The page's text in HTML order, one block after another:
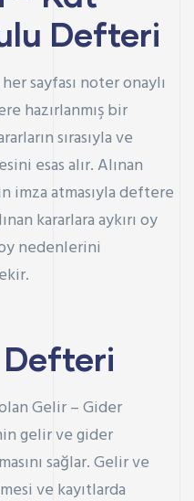
Defteri
sayfası noter onaylı
hazırlanmış bir
sırasıyla ve
esas alır. Alınan
imza atmasıyla deftere
kararlara aykırı oy
nedenlerini
Gelir – Gider
gelir ve gider
sağlar. Gelir ve
ve kayıtlarda